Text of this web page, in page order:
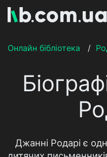
Онлайн бібліотека
/
Джанні Родарі є